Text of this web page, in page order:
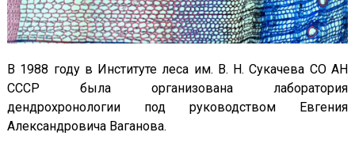
В 1988 году в Институте леса им. В. Н. Сукачева СО АН
СССР была организована лаборатория
дендрохронологии под руководством Евгения
Александровича Ваганова.